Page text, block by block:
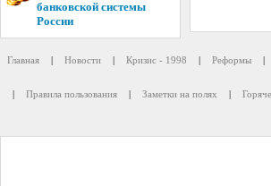
банковской системы
России
Главная | Новости | Кризис - 1998 | Реформы |
| Правила пользования | Заметки на полях |